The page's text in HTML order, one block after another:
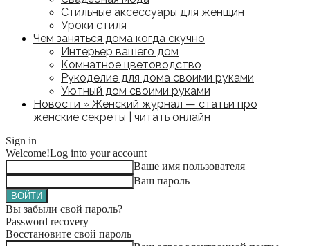
Стильные аксессуары для женщин
Уроки стиля
Чем заняться дома когда скучно
Интерьер вашего дом
Комнатное цветоводство
Рукоделие для дома своими руками
Уютный дом своими руками
Новости » Женский журнал — статьи про
женские секреты | читать онлайн
Sign in
Welcome!Log into your account
Ваше имя пользователя
Ваш пароль
Вы забыли свой пароль?
Password recovery
Восстановите свой пароль